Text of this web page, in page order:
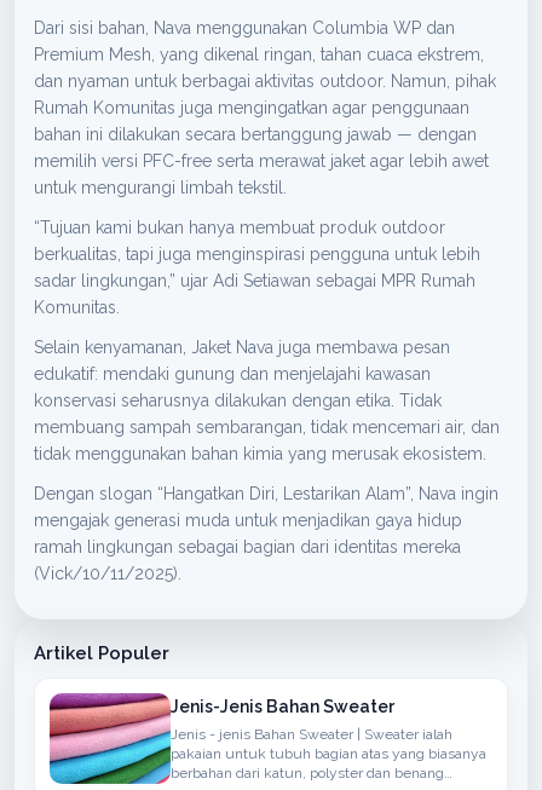
Dari sisi bahan, Nava menggunakan Columbia WP dan
Premium Mesh, yang dikenal ringan, tahan cuaca ekstrem,
dan nyaman untuk berbagai aktivitas outdoor. Namun, pihak
Rumah Komunitas juga mengingatkan agar penggunaan
bahan ini dilakukan secara bertanggung jawab — dengan
memilih versi PFC-free serta merawat jaket agar lebih awet
untuk mengurangi limbah tekstil.
“Tujuan kami bukan hanya membuat produk outdoor
berkualitas, tapi juga menginspirasi pengguna untuk lebih
sadar lingkungan,” ujar Adi Setiawan sebagai MPR Rumah
Komunitas.
Selain kenyamanan, Jaket Nava juga membawa pesan
edukatif: mendaki gunung dan menjelajahi kawasan
konservasi seharusnya dilakukan dengan etika. Tidak
membuang sampah sembarangan, tidak mencemari air, dan
tidak menggunakan bahan kimia yang merusak ekosistem.
Dengan slogan “Hangatkan Diri, Lestarikan Alam”, Nava ingin
mengajak generasi muda untuk menjadikan gaya hidup
ramah lingkungan sebagai bagian dari identitas mereka
(Vick/10/11/2025).
Artikel Populer
Jenis-Jenis Bahan Sweater
Jenis - jenis Bahan Sweater | Sweater ialah
pakaian untuk tubuh bagian atas yang biasanya
berbahan dari katun, polyster dan benang